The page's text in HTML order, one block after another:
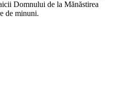
Domnului de la Mănăstirea
de minuni.